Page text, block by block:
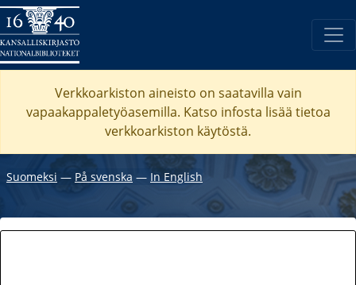
Verkkoarkiston aineisto on saatavilla vain
vapaakappaletyöasemilla. Katso infosta lisää tietoa
verkkoarkiston käytöstä.
Suomeksi ― På svenska ― In English